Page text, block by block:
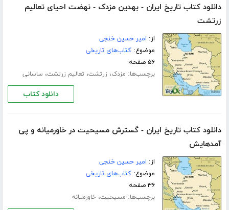
دانلود کتاب تاریخ ایران - بهدین مزدک - نهضت احیای تعالیم
زرتشت
از: امیر حسین خنجی
موضوع:کتاب‌های تاریخی
۵۶ صفحه
برچسب‌ها: مزدک، زرتشت، تعالیم زرتشت، ساسانی
دانلود کتاب
دانلود کتاب تاریخ ایران - گسترش مسیحیت در خاورمیانه و پی
آمدهایش
از: امیر حسین خنجی
موضوع:کتاب‌های تاریخی
۳۶ صفحه
برچسب‌ها: مسیحیت، خاورمیانه